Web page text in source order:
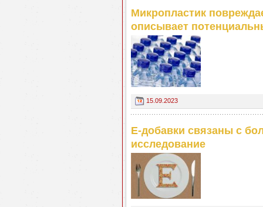
Микропластик
описывает
15.09.2023
Е-добавки связаны с
исследование